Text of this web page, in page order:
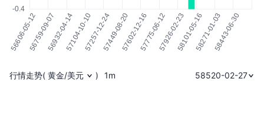
行情走势( 黄金/美元 ) 1m 58520-02-27